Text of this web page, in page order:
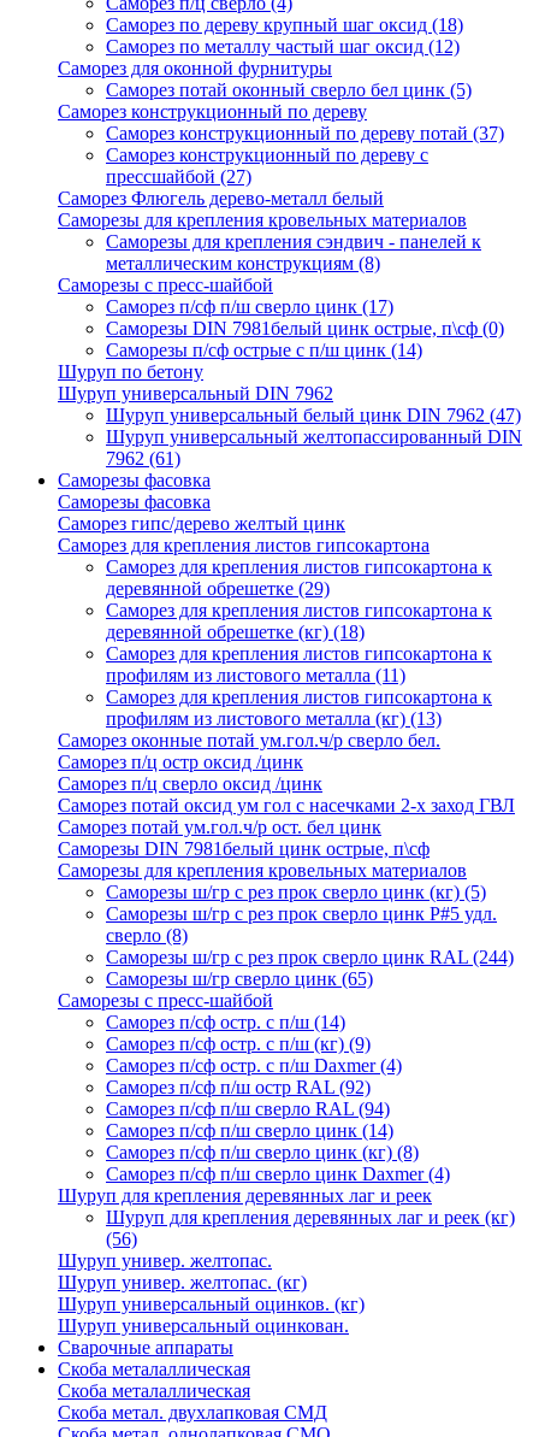
Саморез по дереву крупный шаг оксид (18)
Саморез по металлу частый шаг оксид (12)
Саморез для оконной фурнитуры
Саморез потай оконный сверло бел цинк (5)
Саморез конструкционный по дереву
Саморез конструкционный по дереву потай (37)
Саморез конструкционный по дереву с
прессшайбой (27)
Саморез Флюгель дерево-металл белый
Саморезы для крепления кровельных материалов
Саморезы для крепления сэндвич - панелей к
металлическим конструкциям (8)
Саморезы с пресс-шайбой
Саморез п/сф п/ш сверло цинк (17)
Саморезы DIN 7981белый цинк острые, п\сф (0)
Саморезы п/сф острые с п/ш цинк (14)
Шуруп по бетону
Шуруп универсальный DIN 7962
Шуруп универсальный белый цинк DIN 7962 (47)
Шуруп универсальный желтопассированный DIN
7962 (61)
Саморезы фасовка
Саморезы фасовка
Саморез гипс/дерево желтый цинк
Саморез для крепления листов гипсокартона
Саморез для крепления листов гипсокартона к
деревянной обрешетке (29)
Саморез для крепления листов гипсокартона к
деревянной обрешетке (кг) (18)
Саморез для крепления листов гипсокартона к
профилям из листового металла (11)
Саморез для крепления листов гипсокартона к
профилям из листового металла (кг) (13)
Саморез оконные потай ум.гол.ч/р сверло бел.
Саморез п/ц остр оксид /цинк
Саморез п/ц сверло оксид /цинк
Саморез потай оксид ум гол с насечками 2-х заход ГВЛ
Саморез потай ум.гол.ч/р ост. бел цинк
Саморезы DIN 7981белый цинк острые, п\сф
Саморезы для крепления кровельных материалов
Саморезы ш/гр с рез прок сверло цинк (кг) (5)
Саморезы ш/гр с рез прок сверло цинк P#5 удл.
сверло (8)
Саморезы ш/гр с рез прок сверло цинк RAL (244)
Саморезы ш/гр сверло цинк (65)
Саморезы с пресс-шайбой
Саморез п/сф остр. с п/ш (14)
Саморез п/сф остр. с п/ш (кг) (9)
Саморез п/сф остр. с п/ш Daxmer(4)
Саморез п/сф п/ш остр RAL (92)
Саморез п/сф п/ш сверло RAL (94)
Саморез п/сф п/ш сверло цинк (14)
Саморез п/сф п/ш сверло цинк (кг) (8)
Саморез п/сф п/ш сверло цинк Daxmer(4)
Шуруп для крепления деревянных лаг и реек
Шуруп для крепления деревянных лаг и реек (кг)
(56)
Шуруп универ. желтопас.
Шуруп универ. желтопас. (кг)
Шуруп универсальный оцинков. (кг)
Шуруп универсальный оцинкован.
Сварочные аппараты
Скоба металаллическая
Скоба металаллическая
Скоба метал. двухлапковая СМД